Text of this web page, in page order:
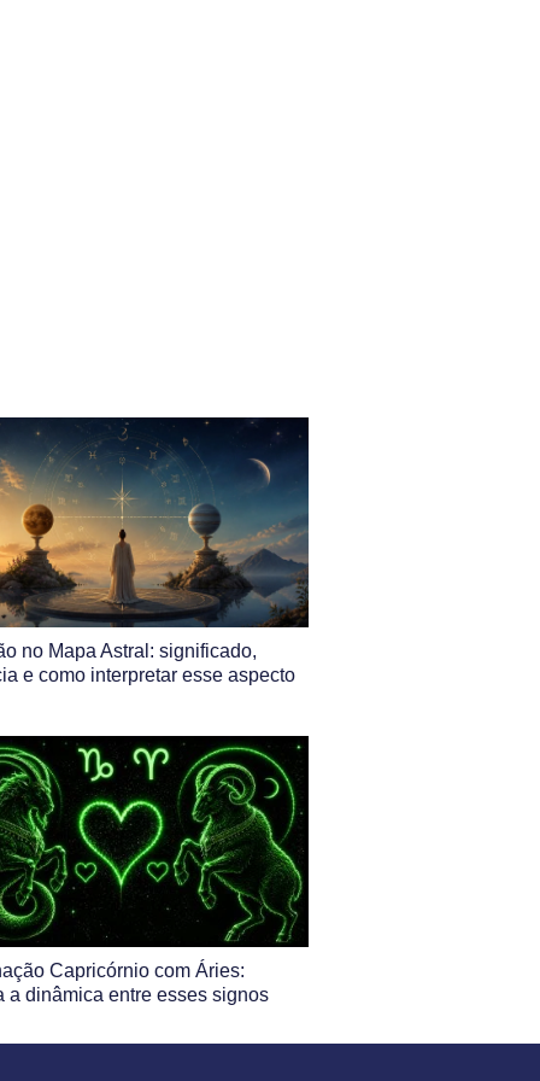
no Mapa Astral: significado,
e como interpretar esse aspecto
Capricórnio com Áries:
a dinâmica entre esses signos